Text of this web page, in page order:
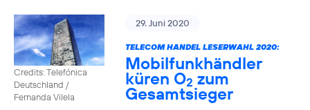
Credits: Telefónica
Deutschland /
Fernanda Vilela
29. Juni 2020
TELECOM HANDEL LESERWAHL 2020:
Mobilfunkhändler
küren O2 zum
Gesamtsieger